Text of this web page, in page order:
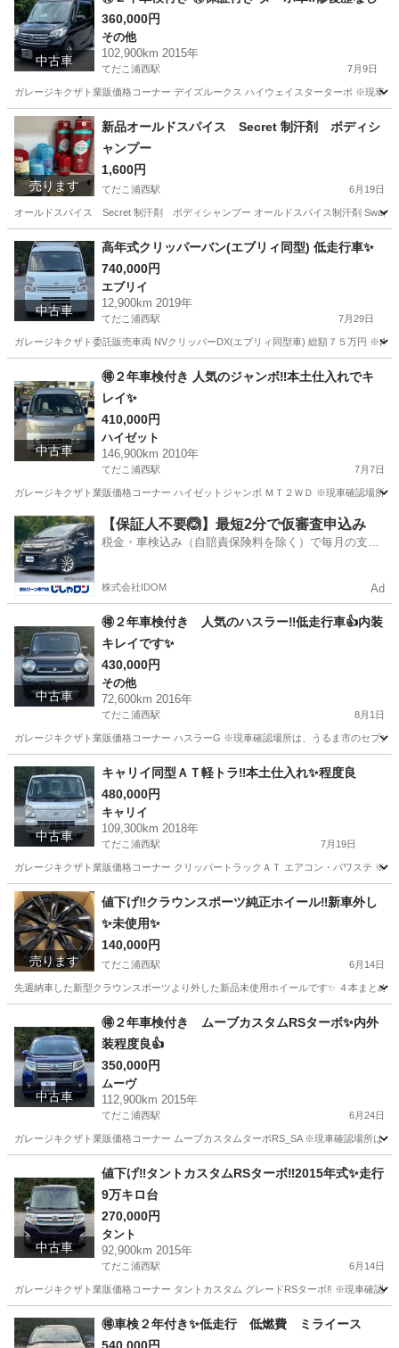
中古車
360,000円
その他
102,900km 2015年
てだこ浦西駅 7月9日
ガレージキクザト業販価格コーナー デイズルークス ハイウェイスターターボ ※現車
沖縄 うるま市 てだこ浦西駅 その他
売ります
新品オールドスパイス Secret 制汗剤 ボディシ
ャンプー
1,600円
てだこ浦西駅 6月19日
オールドスパイス Secret 制汗剤 ボディシャンプー オールドスパイス制汗剤
沖縄 沖縄市 てだこ浦西駅 その他 Swagger
中古車
高年式クリッパーバン(エブリィ同型) 低走行車✨
740,000円
エブリイ
12,900km 2019年
てだこ浦西駅 7月29日
ガレージキクザト委託販売車両 NVクリッパーDX(エブリィ同型車) 総額７５万円 ※
てだこ浦西駅 エブリイ クリッパー
中古車
🉐２年車検付き 人気のジャンボ‼️本土仕入れでキ
レイ✨
410,000円
ハイゼット
146,900km 2010年
てだこ浦西駅 7月7日
ガレージキクザト業販価格コーナー ハイゼットジャンボ ＭＴ２ＷＤ ※現車確認場所
沖縄 うるま市 てだこ浦西駅 ハイゼット 車両
【保証人不要🙆】最短2分で仮審査申込み
税金・車検込み（自賠責保険料を除く）で毎月の支払
株式会社IDOM Ad
中古車
🉐２年車検付き 人気のハスラー‼️低走行車👍内装
キレイです✨
430,000円
その他
72,600km 2016年
てだこ浦西駅 8月1日
ガレージキクザト業販価格コーナー ハスラーG ※現車確認場所は、うるま市のセブ
沖縄 うるま市 てだこ浦西駅 その他 車両
中古車
キャリイ同型ＡＴ軽トラ‼️本土仕入れ✨程度良
480,000円
キャリイ
109,300km 2018年
てだこ浦西駅 7月19日
ガレージキクザト業販価格コーナー クリッパートラックＡＴ エアコン・パワステ ※
沖縄 うるま市 てだこ浦西駅 キャリイ 軽トラ
売ります
値下げ‼️クラウンスポーツ純正ホイール‼️新車外し
✨未使用✨
140,000円
てだこ浦西駅 6月14日
先週納車した新型クラウンスポーツより外した新品未使用ホイールです✨ ４本まとめ
てだこ浦西駅 タイヤ、ホイール ホイール
中古車
🉐２年車検付き ムーブカスタムRSターボ✨内外
装程度良👍
350,000円
ムーヴ
112,900km 2015年
てだこ浦西駅 6月24日
ガレージキクザト業販価格コーナー ムーブカスタムターボRS_SA ※現車確認場所は
てだこ浦西駅 ムーヴ ターボ
中古車
値下げ‼️タントカスタムRSターボ‼️2015年式✨走行
9万キロ台
270,000円
タント
92,900km 2015年
てだこ浦西駅 6月14日
ガレージキクザト業販価格コーナー タントカスタム グレードRSターボ‼️ ※現車確認
沖縄 うるま市 てだこ浦西駅 タント 車両
🉐車検２年付き✨低走行 低燃費 ミライース